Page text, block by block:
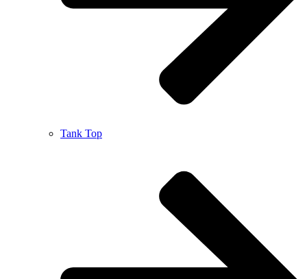
Tank Top